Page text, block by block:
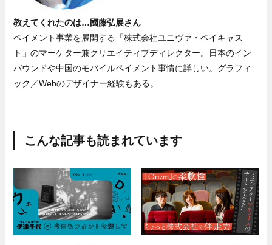
教えてくれたのは…國藤弘展さん
ペイメント事業を展開する「株式会社ユニヴァ・ペイキャス
ト」のマーケター兼クリエイティブディレクター。日本のイン
バウンドや中国のモバイルペイメント事情に詳しい。グラフィ
ック／Webのデザイナー経験もある。
こんな記事も読まれています